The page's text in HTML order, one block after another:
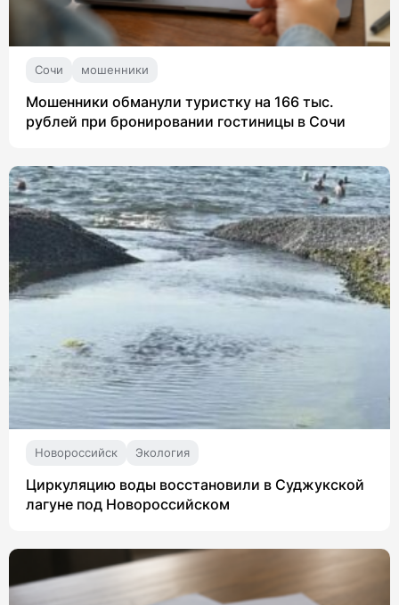
Сочи мошенники
Мошенники обманули туристку на 166 тыс.
рублей при бронировании гостиницы в Сочи
Новороссийск Экология
Циркуляцию воды восстановили в Суджукской
лагуне под Новороссийском